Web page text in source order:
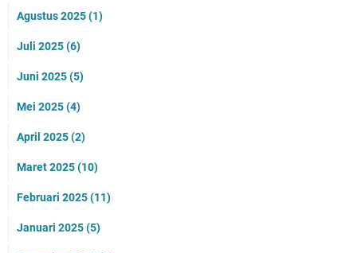
Agustus 2025(1)
Juli 2025(6)
Juni 2025(5)
Mei 2025(4)
April 2025(2)
Maret 2025(10)
Februari 2025(11)
Januari 2025(5)